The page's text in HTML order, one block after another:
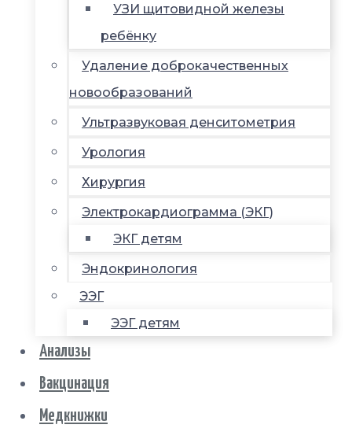
УЗИ щитовидной железы
ребёнку
Удаление доброкачественных
новообразований
Ультразвуковая денситометрия
Урология
Хирургия
Электрокардиограмма (ЭКГ)
ЭКГ детям
Эндокринология
ЭЭГ
ЭЭГ детям
Анализы
Вакцинация
Медкнижки